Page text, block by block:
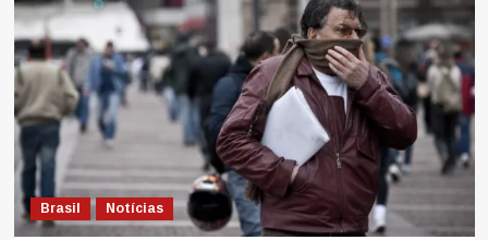
Brasil Notícias